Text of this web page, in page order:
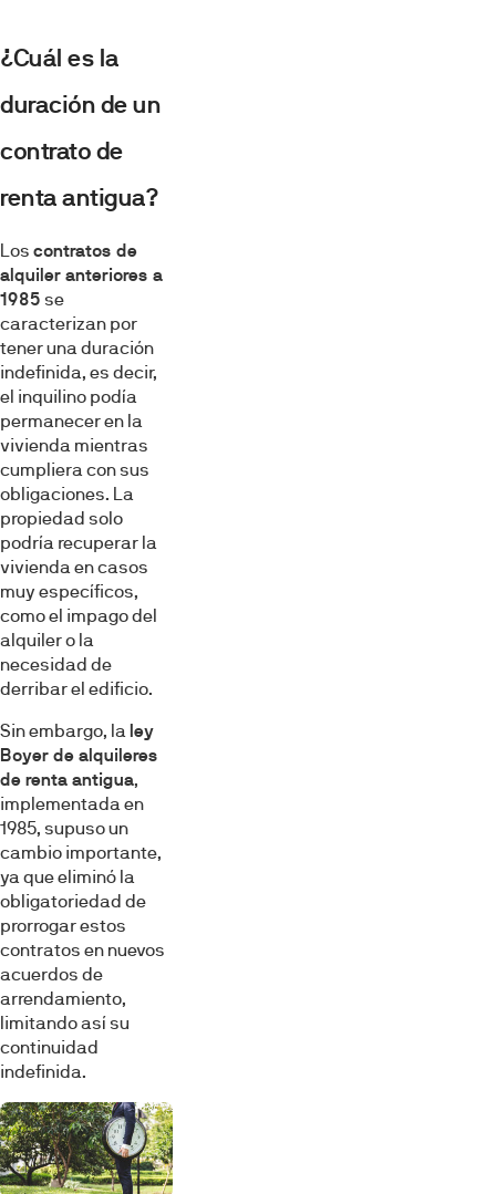
¿Cuál es la
duración de un
contrato de
renta antigua?
Los contratos de
alquiler anteriores a
1985 se
caracterizan por
tener una duración
indefinida, es decir,
el inquilino podía
permanecer en la
vivienda mientras
cumpliera con sus
obligaciones. La
propiedad solo
podría recuperar la
vivienda en casos
muy específicos,
como el impago del
alquiler o la
necesidad de
derribar el edificio.
Sin embargo, la ley
Boyer de alquileres
de renta antigua,
implementada en
1985, supuso un
cambio importante,
ya que eliminó la
obligatoriedad de
prorrogar estos
contratos en nuevos
acuerdos de
arrendamiento,
limitando así su
continuidad
indefinida.